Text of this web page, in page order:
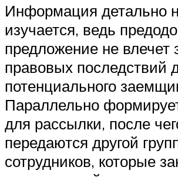
Информация детально
изучается, ведь
предложение не влечет
правовых последствий
потенциального
Параллельно
для рассылки, после
передаются другой
сотрудников, которые